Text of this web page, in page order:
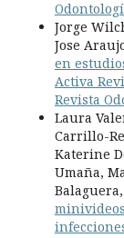
Jorge
Jose
en
Activa
Revista
Laura
Carrillo-
Katerine
Umaña,